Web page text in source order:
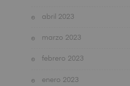
abril 2023
marzo 2023
febrero 2023
enero 2023